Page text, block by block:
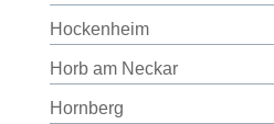
Hockenheim
Horb am Neckar
Hornberg